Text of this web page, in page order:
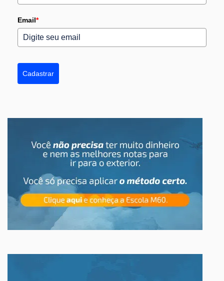
Email*
Cadastrar